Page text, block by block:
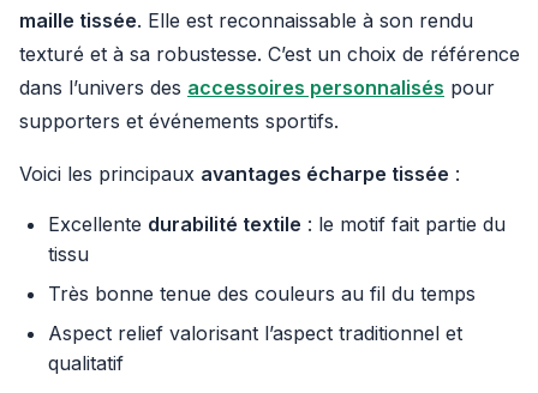
maille tissée. Elle est reconnaissable à son rendu
texturé et à sa robustesse. C’est un choix de référence
dans l’univers des accessoires personnalisés pour
supporters et événements sportifs.
Voici les principaux avantages écharpe tissée :
Excellente durabilité textile : le motif fait partie du
tissu
Très bonne tenue des couleurs au fil du temps
Aspect relief valorisant l’aspect traditionnel et
qualitatif